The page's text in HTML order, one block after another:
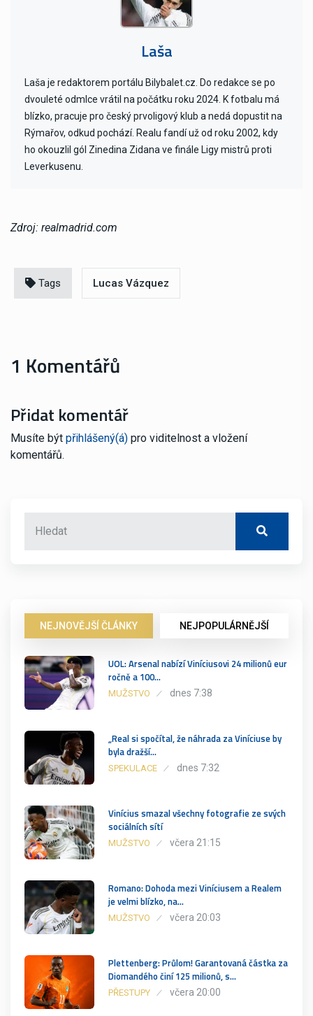
Laša
Laša je redaktorem portálu Bilybalet.cz. Do redakce se po
dvouleté odmlce vrátil na počátku roku 2024. K fotbalu má
blízko, pracuje pro český prvoligový klub a nedá dopustit na
Rýmařov, odkud pochází. Realu fandí už od roku 2002, kdy
ho okouzlil gól Zinedina Zidana ve finále Ligy mistrů proti
Leverkusenu.
Zdroj: realmadrid.com
Tags Lucas Vázquez
1 Komentářů
Přidat komentář
Musíte být přihlášený(á) pro viditelnost a vložení
komentářů.
NEJNOVĚJŠÍ ČLÁNKY NEJPOPULÁRNĚJŠÍ
UOL: Arsenal nabízí Viníciusovi 24 milionů eur
ročně a 100…
MUŽSTVO dnes 7:38
„Real si spočítal, že náhrada za Viníciuse by
byla dražší…
SPEKULACE dnes 7:32
Vinícius smazal všechny fotografie ze svých
sociálních sítí
MUŽSTVO včera 21:15
Romano: Dohoda mezi Viníciusem a Realem
je velmi blízko, na…
MUŽSTVO včera 20:03
Plettenberg: Průlom! Garantovaná částka za
Diomandého činí 125 milionů, s…
PŘESTUPY včera 20:00